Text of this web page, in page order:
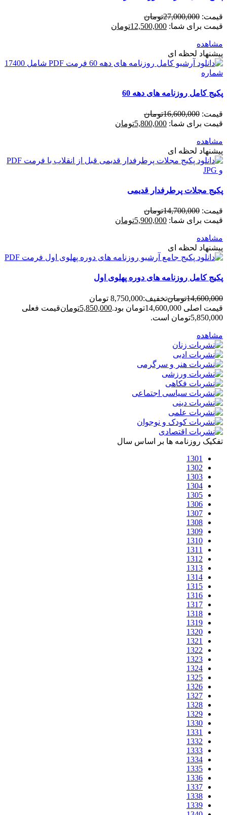
قیمت: 27,000,000تومان
قیمت برای شما: 12,500,000تومان
مشاهده
پیشنهاد لحظه ای
پکیج کامل روزنامه های دهه 60
قیمت: 16,600,000تومان
قیمت برای شما: 5,800,000تومان
مشاهده
پیشنهاد لحظه ای
پکیج مجلات پرطرفدار قدیمی
قیمت: 14,700,000تومان
قیمت برای شما: 5,900,000تومان
مشاهده
پیشنهاد لحظه ای
پکیج کامل روزنامه های دوره پهلوی اول
14,600,000تومانتخفیف:8,750,000 تومان
قیمت اصلی 14,600,000تومان بود.
5,850,000تومانقیمت فعلی
5,850,000تومان است.
مشاهده
تفکیک روزنامه ها بر اساس سال
1301
1302
1303
1304
1305
1306
1307
1308
1309
1310
1311
1312
1313
1314
1315
1316
1317
1318
1319
1320
1321
1322
1323
1324
1325
1326
1327
1328
1329
1330
1331
1332
1333
1334
1335
1336
1337
1338
1339